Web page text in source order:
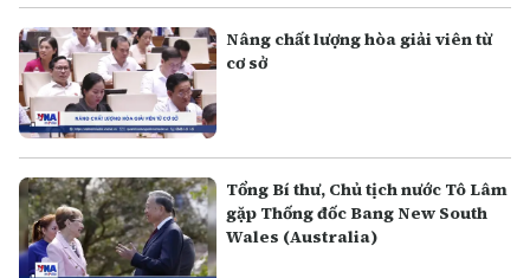
Nâng chất lượng hòa giải viên từ
cơ sở
Tổng Bí thư, Chủ tịch nước Tô Lâm
gặp Thống đốc Bang New South
Wales (Australia)